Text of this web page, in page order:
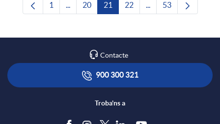
Pàgina
1 ...Pàgines intermèdies Utilitzeu TAB per
Pàgina
20 Pàgina
21 Pàgina
22 ...Pàgines intermèdies
Pàgina
53
Contacte
900 300 321
Troba'ns a